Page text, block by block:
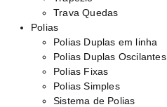
Trava Quedas
Polias
Polias Duplas em linha
Polias Duplas Oscilantes
Polias Fixas
Polias Simples
Sistema de Polias